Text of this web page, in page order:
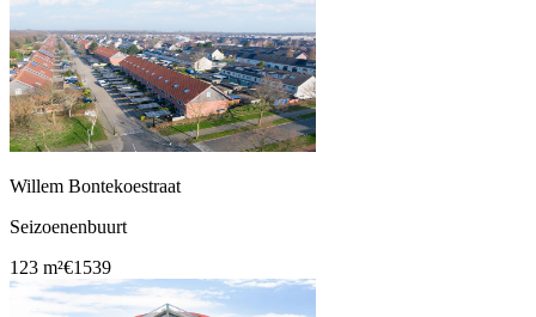
Willem Bontekoestraat
Seizoenenbuurt
123 m²€1539